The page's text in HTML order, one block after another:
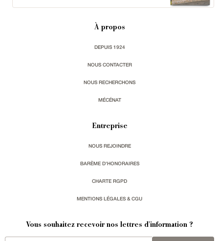
À propos
DEPUIS 1924
NOUS CONTACTER
NOUS RECHERCHONS
MÉCÉNAT
Entreprise
NOUS REJOINDRE
BARÈME D'HONORAIRES
CHARTE RGPD
MENTIONS LÉGALES & CGU
Vous souhaitez recevoir nos lettres d'information ?